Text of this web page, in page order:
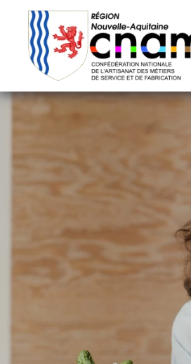
Passer au contenu principal